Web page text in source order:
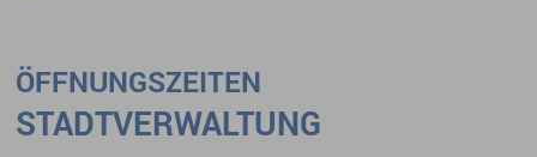
ÖFFNUNGSZEITEN
STADTVERWALTUNG